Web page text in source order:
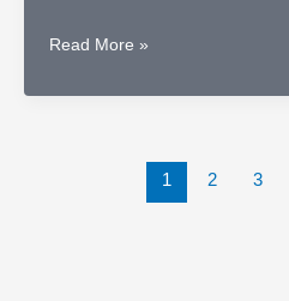
Curso
de
Read More »
1 2 3